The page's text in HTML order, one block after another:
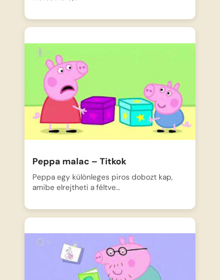
Peppa malac – Titkok
Peppa egy különleges piros dobozt kap,
amibe elrejtheti a féltve…